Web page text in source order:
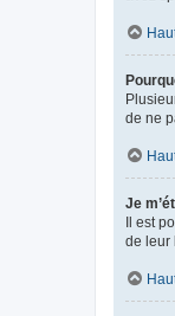
de ne
Je
Il est
de leur